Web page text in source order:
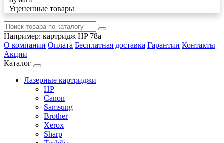
Уцененные товары
Например: картридж HP 78a
О компании Оплата Бесплатная доставка Гарантии Контакты
Акции
Каталог
Лазерные картриджи
HP
Canon
Samsung
Brother
Xerox
Sharp